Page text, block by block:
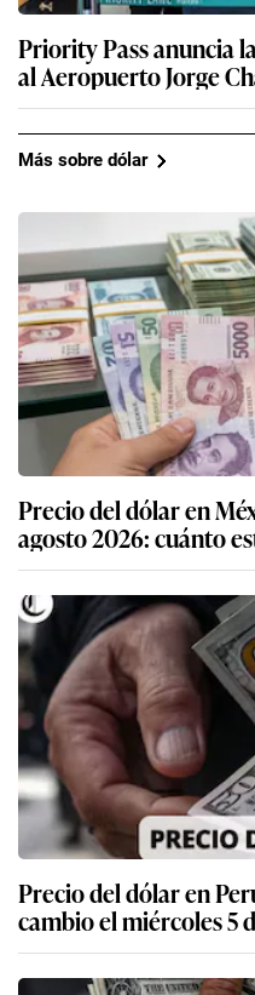
Priority Pass anuncia
al Aeropuerto Jorge
Más sobre dólar
Precio del dólar en
agosto 2026: cuánto
Precio del dólar en
cambio el miércoles 5